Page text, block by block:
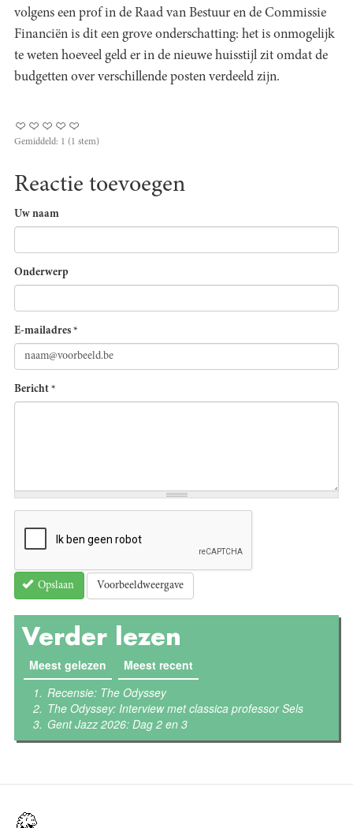
volgens een prof in de Raad van Bestuur en de Commissie
Financiën is dit een grove onderschatting: het is onmogelijk
te weten hoeveel geld er in de nieuwe huisstijl zit omdat de
budgetten over verschillende posten verdeeld zijn.
Gemiddeld: 1 (1 stem)
Reactie toevoegen
Uw naam
Onderwerp
E-mailadres *
Bericht *
Opslaan Voorbeeldweergave
Verder lezen
Meest gelezen (actieve tabblad)
Meest recent
Recensie: The Odyssey
The Odyssey: Interview met classica professor Sels
Gent Jazz 2026: Dag 2 en 3